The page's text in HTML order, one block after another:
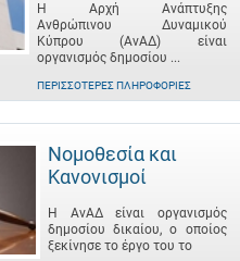
Η Αρχή Ανάπτυξης
Ανθρώπινου Δυναμικού
Κύπρου (ΑνΑΔ) είναι
οργανισμός δημοσίου ...
ΠΕΡΙΣΣΌΤΕΡΕΣ ΠΛΗΡΟΦΟΡΊΕΣ
Νομοθεσία και
Κανονισμοί
Η ΑνΑΔ είναι οργανισμός
δημοσίου δικαίου, ο οποίος
ξεκίνησε το έργο του το